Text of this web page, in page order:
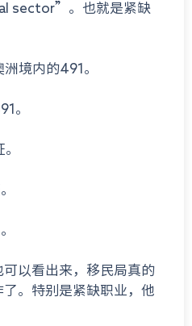
sector”。也就是紧缺
境内的491。
。
以看出来，移民局真的
。特别是紧缺职业，他